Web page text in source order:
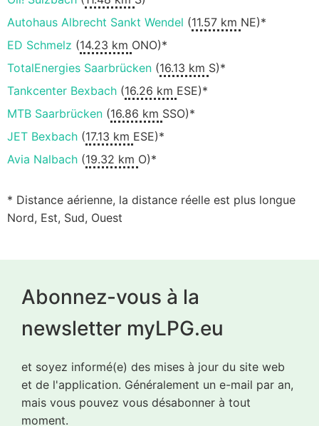
Autohaus Albrecht Sankt Wendel (11.57 km NE)*
ED Schmelz (14.23 km ONO)*
TotalEnergies Saarbrücken (16.13 km S)*
Tankcenter Bexbach (16.26 km ESE)*
MTB Saarbrücken (16.86 km SSO)*
JET Bexbach (17.13 km ESE)*
Avia Nalbach (19.32 km O)*
* Distance aérienne, la distance réelle est plus longue
Nord, Est, Sud, Ouest
Abonnez-vous à la
newsletter myLPG.eu
et soyez informé(e) des mises à jour du site web
et de l'application. Généralement un e-mail par an,
mais vous pouvez vous désabonner à tout
moment.